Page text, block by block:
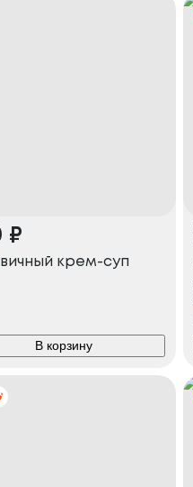
₽
крем-суп
В корзину